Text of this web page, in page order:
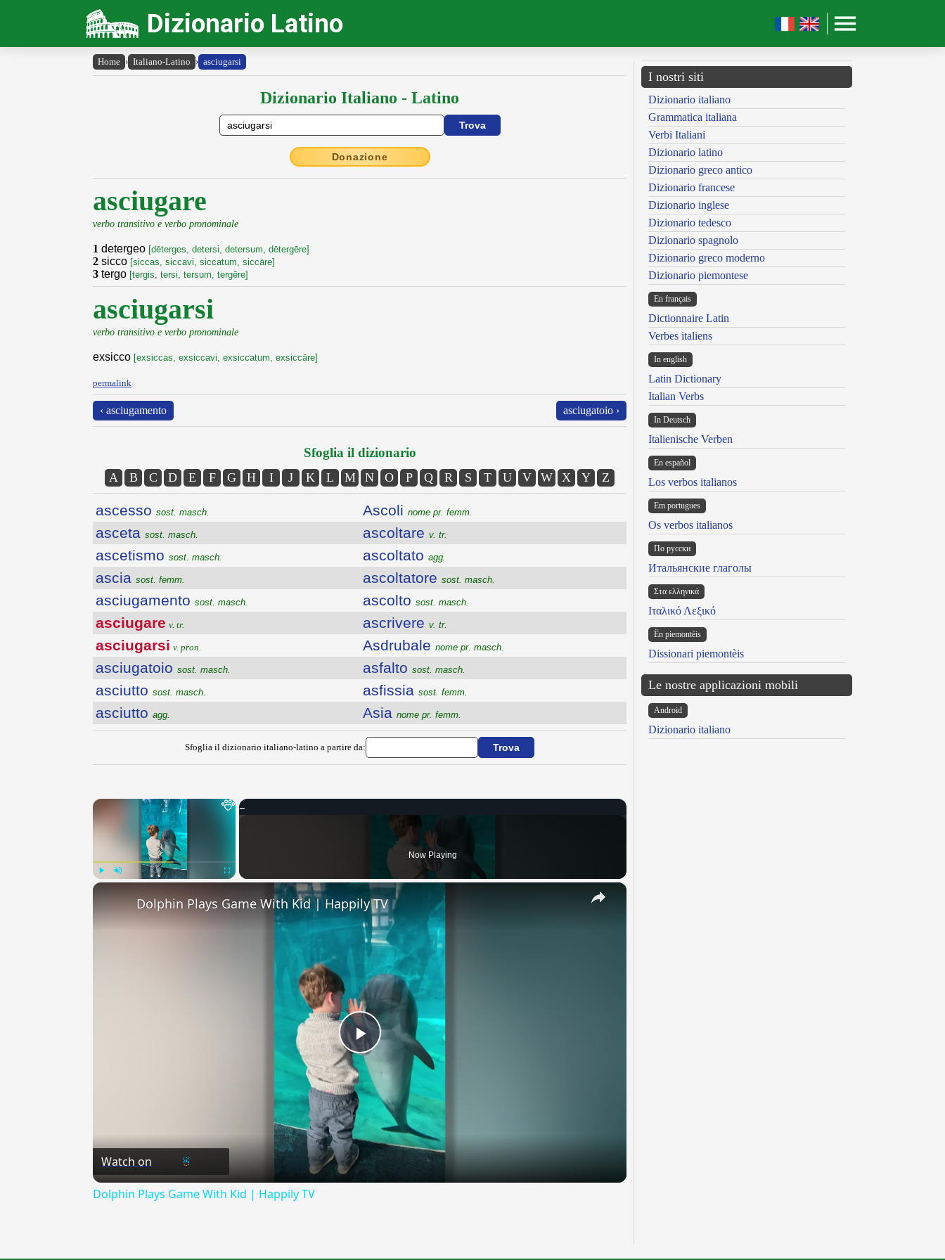
Dizionario Latino
Home › Italiano-Latino › asciugarsi
Dizionario Italiano - Latino
Donazione
asciugare
verbo transitivo e verbo pronominale
1 detergeo [dēterges, detersi, detersum, dētergēre]
2 sicco [siccas, siccavi, siccatum, siccāre]
3 tergo [tergis, tersi, tersum, tergĕre]
asciugarsi
verbo transitivo e verbo pronominale
exsicco [exsiccas, exsiccavi, exsiccatum, exsiccāre]
permalink
‹ asciugamento asciugatoio ›
Sfoglia il dizionario
A B C D E F G H I J K L M N O P Q R S T U V W X Y Z
ascesso sost. masch.
asceta sost. masch.
ascetismo sost. masch.
ascia sost. femm.
asciugamento sost. masch.
asciugare v. tr.
asciugarsi v. pron.
asciugatoio sost. masch.
asciutto sost. masch.
asciutto agg.
Ascoli nome pr. femm.
ascoltare v. tr.
ascoltato agg.
ascoltatore sost. masch.
ascolto sost. masch.
ascrivere v. tr.
Asdrubale nome pr. masch.
asfalto sost. masch.
asfissia sost. femm.
Asia nome pr. femm.
Sfoglia il dizionario italiano-latino a partire da:
×
Now Playing
×
Play
Video
Dolphin Plays Game With Kid | Happily TV
Watch on
Dolphin Plays Game With Kid | Happily TV
I nostri siti
Dizionario italiano
Grammatica italiana
Verbi Italiani
Dizionario latino
Dizionario greco antico
Dizionario francese
Dizionario inglese
Dizionario tedesco
Dizionario spagnolo
Dizionario greco moderno
Dizionario piemontese
En français
Dictionnaire Latin
Verbes italiens
In english
Latin Dictionary
Italian Verbs
In Deutsch
Italienische Verben
En español
Los verbos italianos
Em portugues
Os verbos italianos
По русски
Итальянские глаголы
Στα ελληνικά
Ιταλικό Λεξικό
Ën piemontèis
Dissionari piemontèis
Le nostre applicazioni mobili
Android
Dizionario italiano